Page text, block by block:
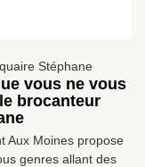
vous ne vous
brocanteur
Aux Moines propose
genres allant des